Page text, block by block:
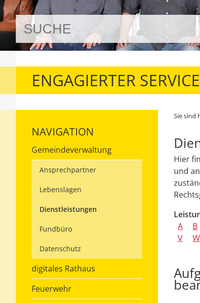
ENGAGIERTER SERVICE
NAVIGATION
Gemeindeverwaltung
Ansprechpartner
Lebenslagen
Dienstleistungen
Fundbüro
Datenschutz
digitales Rathaus
Feuerwehr
Sie sind
Hier
und
A
B
V
W